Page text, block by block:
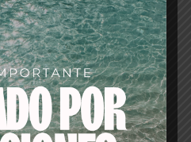
intensivo.
muy dañados y/o muy
la fibra capilar.